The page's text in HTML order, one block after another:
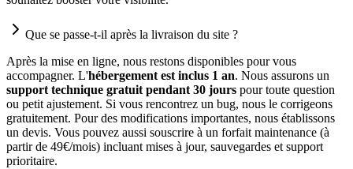
Que se passe-t-il après la livraison du site ?
Après la mise en ligne, nous restons disponibles pour vous
accompagner. L'hébergement est inclus 1 an. Nous assurons un
support technique gratuit pendant 30 jours pour toute question
ou petit ajustement. Si vous rencontrez un bug, nous le corrigeons
gratuitement. Pour des modifications importantes, nous établissons
un devis. Vous pouvez aussi souscrire à un forfait maintenance (à
partir de 49€/mois) incluant mises à jour, sauvegardes et support
prioritaire.